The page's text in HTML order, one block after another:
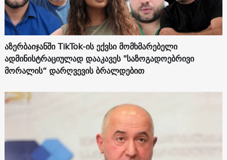
აზერბაიჯანში TikTok-ის ექვსი მომხმარებელი
ადმინისტრაციულად დააკავეს "საზოგადოებრივი
მორალის“ დარღვევის ბრალდებით